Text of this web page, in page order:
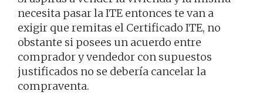
necesita pasar la ITE entonces te van a
exigir que remitas el Certificado ITE, no
obstante si posees un acuerdo entre
comprador y vendedor con supuestos
justificados no se debería cancelar la
compraventa.